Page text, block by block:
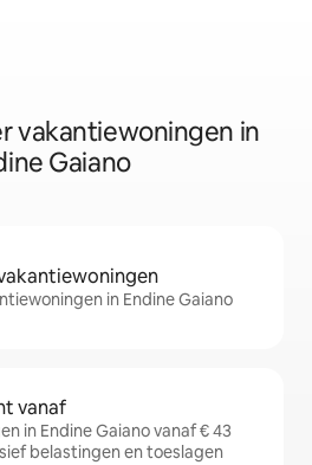
vakantiewoningen in
Gaiano
in Endine Gaiano
vanaf
in Endine Gaiano vanaf € 43
belastingen en toeslagen